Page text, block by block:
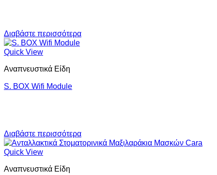
Διαβάστε περισσότερα
Quick View
Αναπνευστικά Είδη
S. BOX Wifi Module
Διαβάστε περισσότερα
Quick View
Αναπνευστικά Είδη